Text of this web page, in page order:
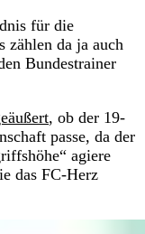
für die
zählen da ja auch
Bundestrainer
, ob der 19-
passe, da der
agiere
das FC-Herz